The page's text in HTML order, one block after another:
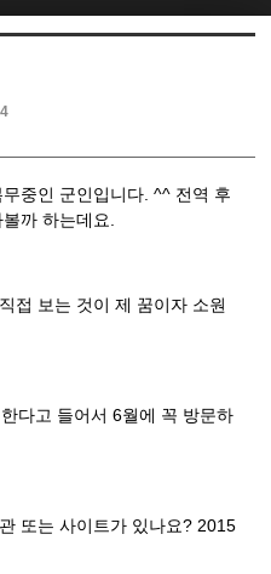
중인 군인입니다. ^^ 전역 후
까 하는데요.
접 보는 것이 제 꿈이자 소원
다고 들어서 6월에 꼭 방문하
또는 사이트가 있나요? 2015